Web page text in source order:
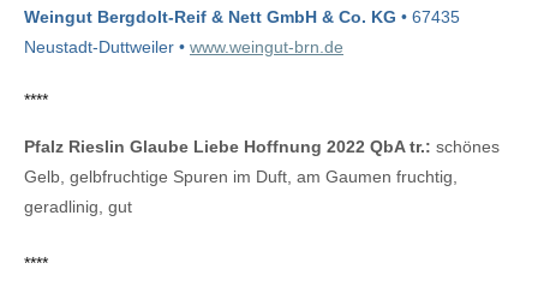
Weingut Bergdolt-Reif & Nett GmbH & Co. KG • 67435
Neustadt-Duttweiler • www.weingut-brn.de
****
Pfalz Rieslin Glaube Liebe Hoffnung 2022 QbA tr.: schönes
Gelb, gelbfruchtige Spuren im Duft, am Gaumen fruchtig,
geradlinig, gut
****